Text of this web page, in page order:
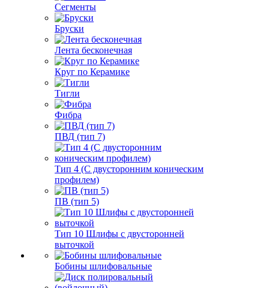
Сегменты
Бруски
Лента бесконечная
Круг по Керамике
Тигли
Фибра
ПВД (тип 7)
Тип 4 (С двусторонним коническим
профилем)
ПВ (тип 5)
Тип 10 Шлифы с двусторонней
выточкой
Бобины шлифовальные